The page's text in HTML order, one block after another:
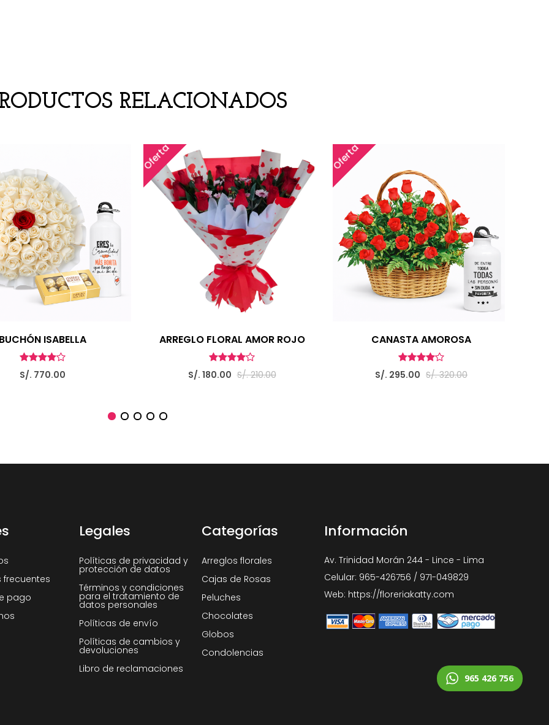
RELACIONADOS
BUCHÓN ISABELLA
S/. 770.00
Oferta
ARREGLO FLORAL AMOR ROJO
S/. 180.00 S/. 210.00
Oferta
CANASTA AMOROSA
S/. 295.00 S/. 320.00
frecuentes
pago
Legales
Políticas de privacidad y
protección de datos
Términos y condiciones
para el tratamiento de
datos personales
Políticas de envío
Políticas de cambios y
devoluciones
Libro de reclamaciones
Categorías
Arreglos florales
Cajas de Rosas
Peluches
Chocolates
Globos
Condolencias
Información
Av. Trinidad Morán 244 - Lince - Lima
Celular: 965-426756 / 971-049829
Web: https://floreriakatty.com
965 426 756